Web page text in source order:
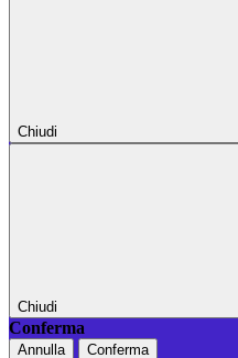
Chiudi
Chiudi
Conferma
Annulla Conferma